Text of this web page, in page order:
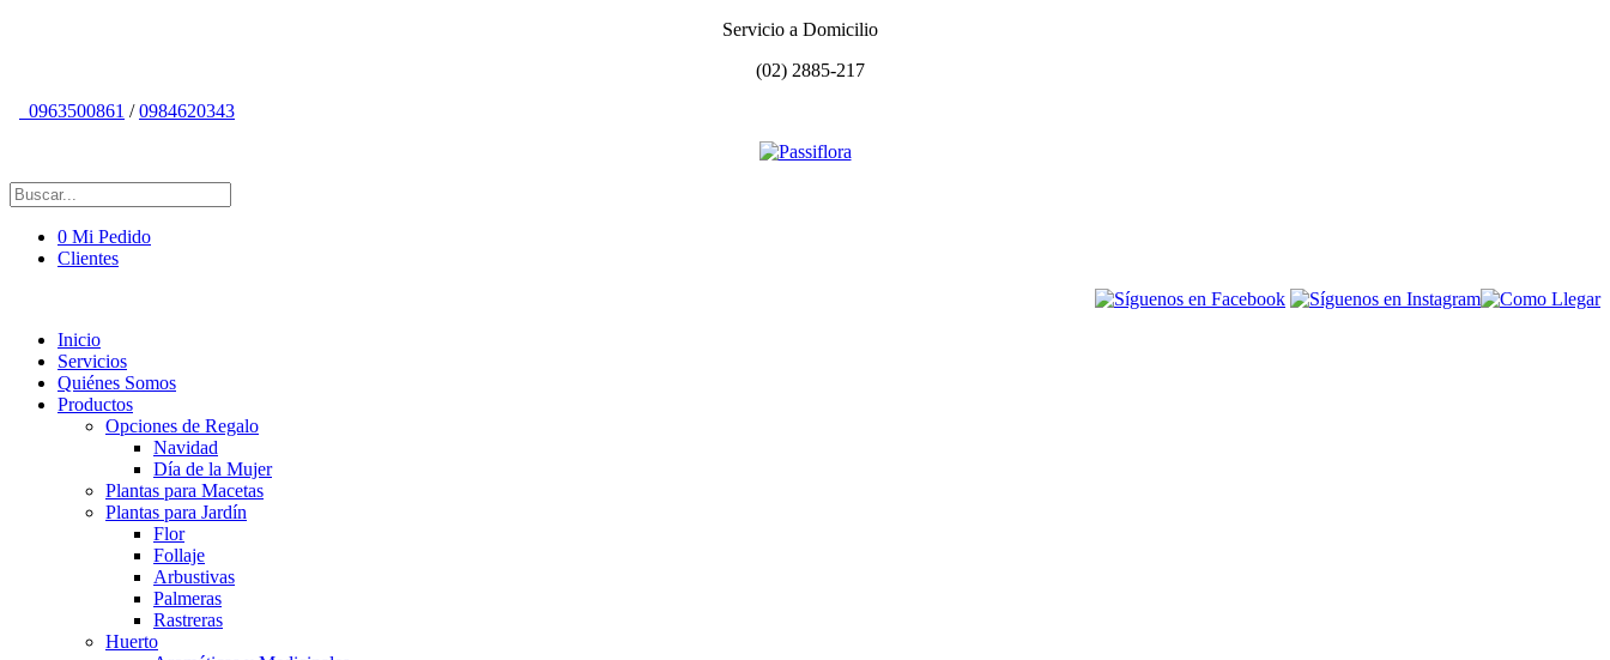
Servicio a Domicilio
(02) 2885-217
0963500861 /0984620343
0 Mi Pedido
Clientes
Inicio
Servicios
Quiénes Somos
Productos
Opciones de Regalo
Navidad
Día de la Mujer
Plantas para Macetas
Plantas para Jardín
Flor
Follaje
Arbustivas
Palmeras
Rastreras
Huerto